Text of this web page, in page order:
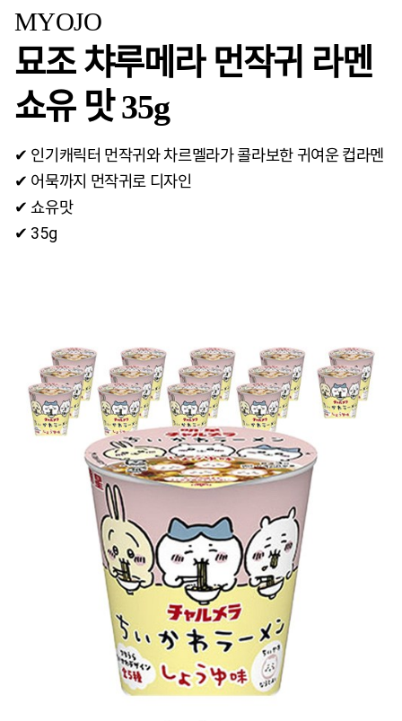
MYOJO
묘조 챠루메라 먼작귀 라멘
쇼유 맛 35g
✔ 인기캐릭터 먼작귀와 차르멜라가 콜라보한 귀여운 컵라멘
✔ 어묵까지 먼작귀로 디자인
✔ 쇼유맛
✔ 35g